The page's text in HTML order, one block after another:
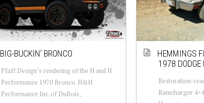
BIG-BUCKIN’ BRONCO
Pfaff Design’s rendering of the H and H
Performance 1970 Bronco. H&H
Performance Inc. of DuBois,
HEMMINGS
1978 DODGE
Restoration-
Ramcharger